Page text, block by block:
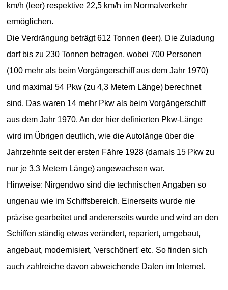
km/h (leer) respektive 22,5 km/h im Normalverkehr
ermöglichen.
Die Verdrängung beträgt 612 Tonnen (leer). Die Zuladung
darf bis zu 230 Tonnen betragen, wobei 700 Personen
(100 mehr als beim Vorgängerschiff aus dem Jahr 1970)
und maximal 54 Pkw (zu 4,3 Metern Länge) berechnet
sind. Das waren 14 mehr Pkw als beim Vorgängerschiff
aus dem Jahr 1970. An der hier definierten Pkw-Länge
wird im Übrigen deutlich, wie die Autolänge über die
Jahrzehnte seit der ersten Fähre 1928 (damals 15 Pkw zu
nur je 3,3 Metern Länge) angewachsen war.
Hinweise: Nirgendwo sind die technischen Angaben so
ungenau wie im Schiffsbereich. Einerseits wurde nie
präzise gearbeitet und andererseits wurde und wird an den
Schiffen ständig etwas verändert, repariert, umgebaut,
angebaut, modernisiert, 'verschönert' etc. So finden sich
auch zahlreiche davon abweichende Daten im Internet.